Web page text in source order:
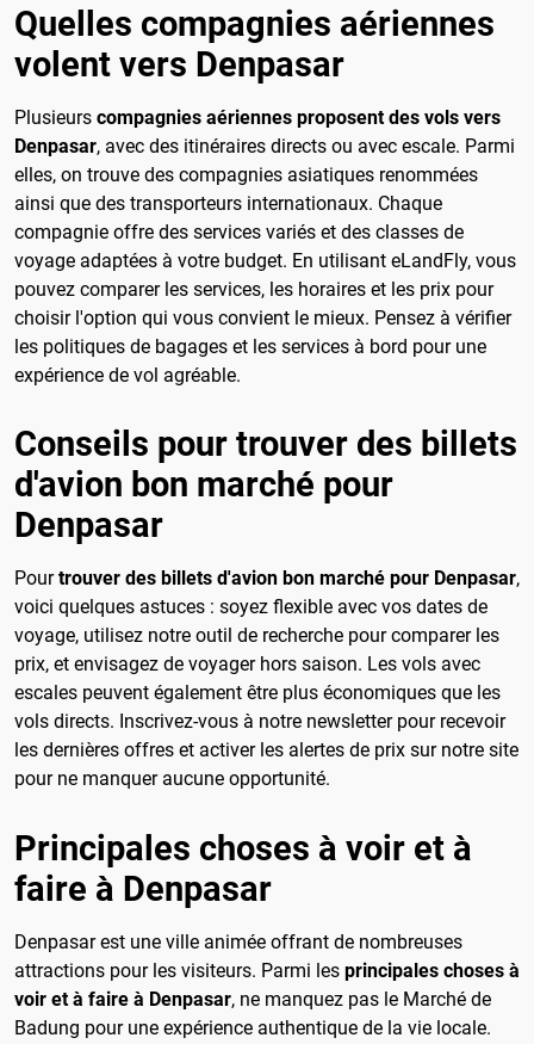
Quelles compagnies aériennes
volent vers Denpasar
Plusieurs compagnies aériennes proposent des vols vers
Denpasar, avec des itinéraires directs ou avec escale. Parmi
elles, on trouve des compagnies asiatiques renommées
ainsi que des transporteurs internationaux. Chaque
compagnie offre des services variés et des classes de
voyage adaptées à votre budget. En utilisant eLandFly, vous
pouvez comparer les services, les horaires et les prix pour
choisir l'option qui vous convient le mieux. Pensez à vérifier
les politiques de bagages et les services à bord pour une
expérience de vol agréable.
Conseils pour trouver des billets
d'avion bon marché pour
Denpasar
Pourtrouver des billets d'avion bon marché pour Denpasar,
voici quelques astuces : soyez flexible avec vos dates de
voyage, utilisez notre outil de recherche pour comparer les
prix, et envisagez de voyager hors saison. Les vols avec
escales peuvent également être plus économiques que les
vols directs. Inscrivez-vous à notre newsletter pour recevoir
les dernières offres et activer les alertes de prix sur notre site
pour ne manquer aucune opportunité.
Principales choses à voir et à
faire à Denpasar
Denpasar est une ville animée offrant de nombreuses
attractions pour les visiteurs. Parmi les principales choses à
voir et à faire à Denpasar, ne manquez pas le Marché de
Badung pour une expérience authentique de la vie locale.